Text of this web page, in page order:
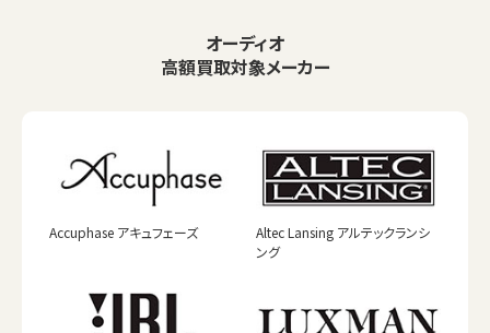
オーディオ
高額買取対象メーカー
Accuphase アキュフェーズ
Altec Lansing アルテックランシ
ング